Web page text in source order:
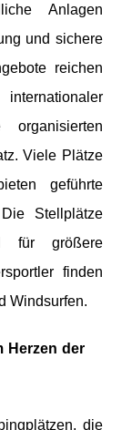
Anlagen
und sichere
reichen
Viele Plätze
geführte
Stellplätze
für größere
finden
Windsurfen.
Herzen der
die